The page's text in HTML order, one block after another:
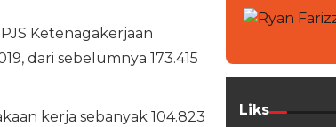
Ketenagakerjaan
dari sebelumnya 173.415
kerja sebanyak 104.823
Liks